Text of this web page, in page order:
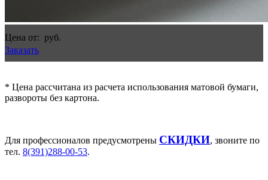
Цена от: руб.
Заказать
* Цена рассчитана из расчета использования матовой бумаги,
развороты без картона.
Для профессионалов предусмотрены СКИДКИ, звоните по
тел. 8(391)288-00-53.